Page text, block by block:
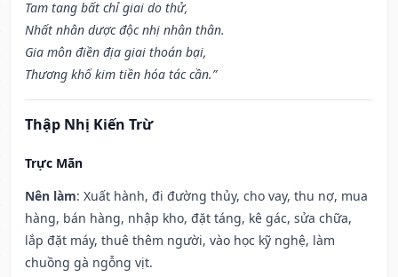
Tam tang bất chỉ giai do thử,
Nhất nhân dược độc nhị nhân thân.
Gia môn điền địa giai thoán bại,
Thương khố kim tiền hóa tác cần.”
Thập Nhị Kiến Trừ
Trực Mãn
Nên làm: Xuất hành, đi đường thủy, cho vay, thu nợ, mua
hàng, bán hàng, nhập kho, đặt táng, kê gác, sửa chữa,
lắp đặt máy, thuê thêm người, vào học kỹ nghệ, làm
chuồng gà ngỗng vịt.